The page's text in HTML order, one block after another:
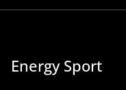
Energy Sport